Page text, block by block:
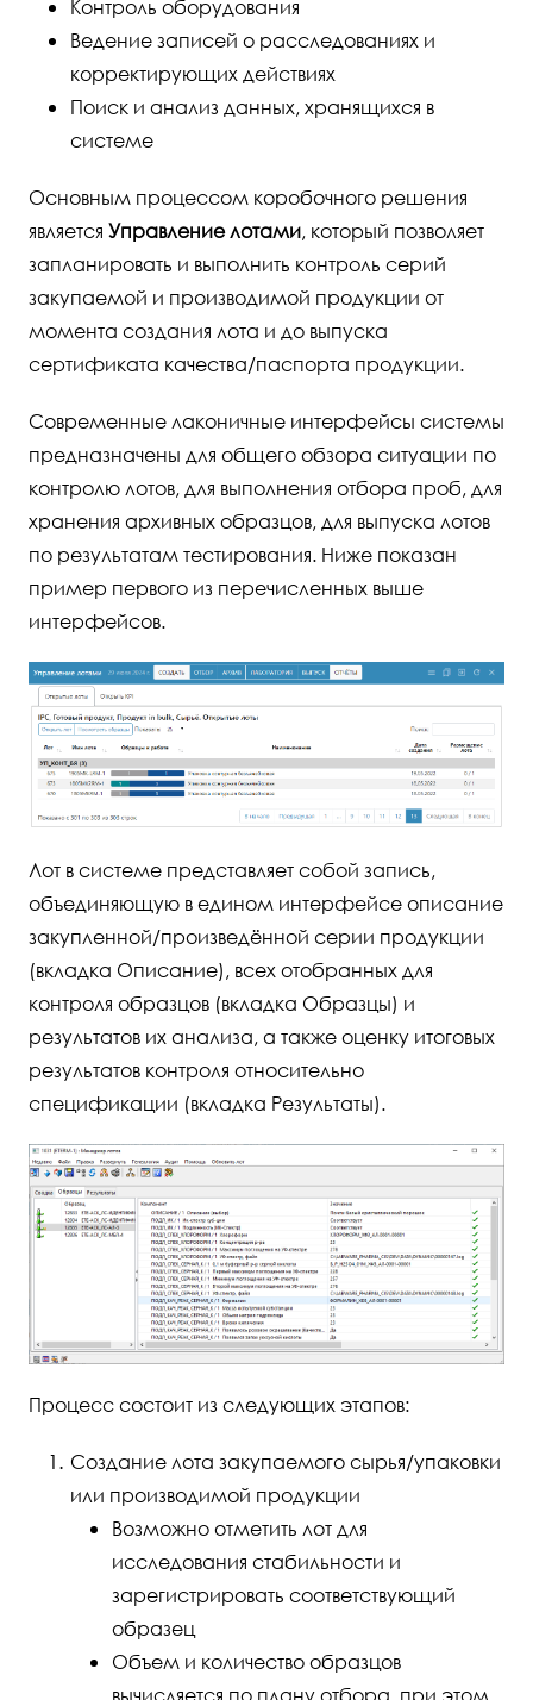
Контроль оборудования
Ведение записей о расследованиях и
корректирующих действиях
Поиск и анализ данных, хранящихся в
системе
Основным процессом коробочного решения
является Управление лотами, который позволяет
запланировать и выполнить контроль серий
закупаемой и производимой продукции от
момента создания лота и до выпуска
сертификата качества/паспорта продукции.
Современные лаконичные интерфейсы системы
предназначены для общего обзора ситуации по
контролю лотов, для выполнения отбора проб, для
хранения архивных образцов, для выпуска лотов
по результатам тестирования. Ниже показан
пример первого из перечисленных выше
интерфейсов.
Лот в системе представляет собой запись,
объединяющую в едином интерфейсе описание
закупленной/произведённой серии продукции
(вкладка Описание), всех отобранных для
контроля образцов (вкладка Образцы) и
результатов их анализа, а также оценку итоговых
результатов контроля относительно
спецификации (вкладка Результаты).
Процесс состоит из следующих этапов:
Создание лота закупаемого сырья/упаковки
или производимой продукции
Возможно отметить лот для
исследования стабильности и
зарегистрировать соответствующий
образец
Объем и количество образцов
вычисляется по плану отбора, при этом